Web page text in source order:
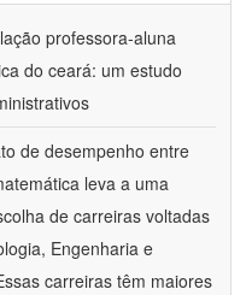
professora-aluna
do ceará: um estudo
de desempenho entre
leva a uma
de carreiras voltadas
Engenharia e
carreiras têm maiores